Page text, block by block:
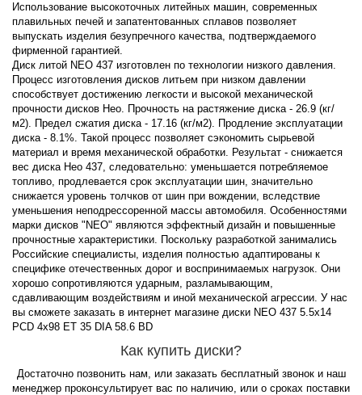
Использование высокоточных литейных машин, современных
плавильных печей и запатентованных сплавов позволяет
выпускать изделия безупречного качества, подтверждаемого
фирменной гарантией.
Диск литой NEO 437 изготовлен по технологии низкого давления.
Процесс изготовления дисков литьем при низком давлении
способствует достижению легкости и высокой механической
прочности дисков Нео. Прочность на растяжение диска - 26.9 (кг/
м2). Предел сжатия диска - 17.16 (кг/м2). Продление эксплуатации
диска - 8.1%. Такой процесс позволяет сэкономить сырьевой
материал и время механической обработки. Результат - снижается
вес диска Нео 437, следовательно: уменьшается потребляемое
топливо, продлевается срок эксплуатации шин, значительно
снижается уровень толчков от шин при вождении, вследствие
уменьшения неподрессоренной массы автомобиля. Особенностями
марки дисков "NEO" являются эффектный дизайн и повышенные
прочностные характеристики. Поскольку разработкой занимались
Российские специалисты, изделия полностью адаптированы к
специфике отечественных дорог и воспринимаемых нагрузок. Они
хорошо сопротивляются ударным, разламывающим,
сдавливающим воздействиям и иной механической агрессии. У нас
вы сможете заказать в интернет магазине диски NEO 437 5.5x14
PCD 4x98 ET 35 DIA 58.6 BD
Как купить диски?
Достаточно позвонить нам, или заказать бесплатный звонок и наш
менеджер проконсультирует вас по наличию, или о сроках поставки